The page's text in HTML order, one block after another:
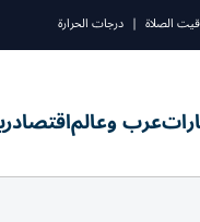
الصلاة | درجات الحرارة
عرب وعالماقتصاد